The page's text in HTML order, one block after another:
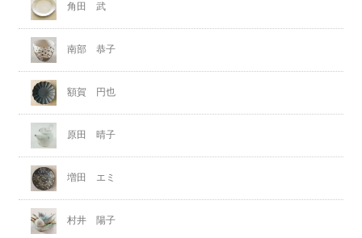
角田 武
南部 恭子
額賀 円也
原田 晴子
増田 エミ
村井 陽子